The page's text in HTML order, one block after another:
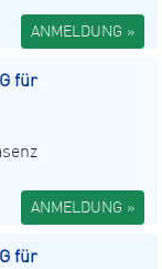
ANMELDUNG »
für
ANMELDUNG »
für